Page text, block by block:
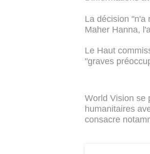
La décision "n'a
Maher Hanna,
Le Haut
"graves
World Vision se
humanitaires
consacre